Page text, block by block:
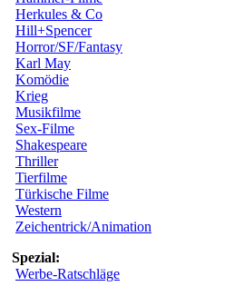
Herkules & Co
Hill+Spencer
Horror/SF/Fantasy
Karl May
Komödie
Krieg
Musikfilme
Sex-Filme
Shakespeare
Thriller
Tierfilme
Türkische Filme
Western
Zeichentrick/Animation
Spezial:
Werbe-Ratschläge